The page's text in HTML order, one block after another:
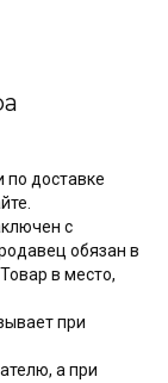
по доставке
с
обязан в
в место,
при
а при